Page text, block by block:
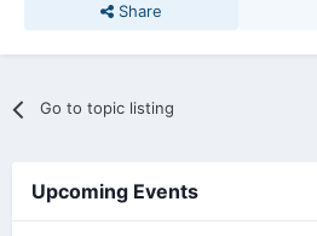
Share
Go to topic listing
Upcoming Events